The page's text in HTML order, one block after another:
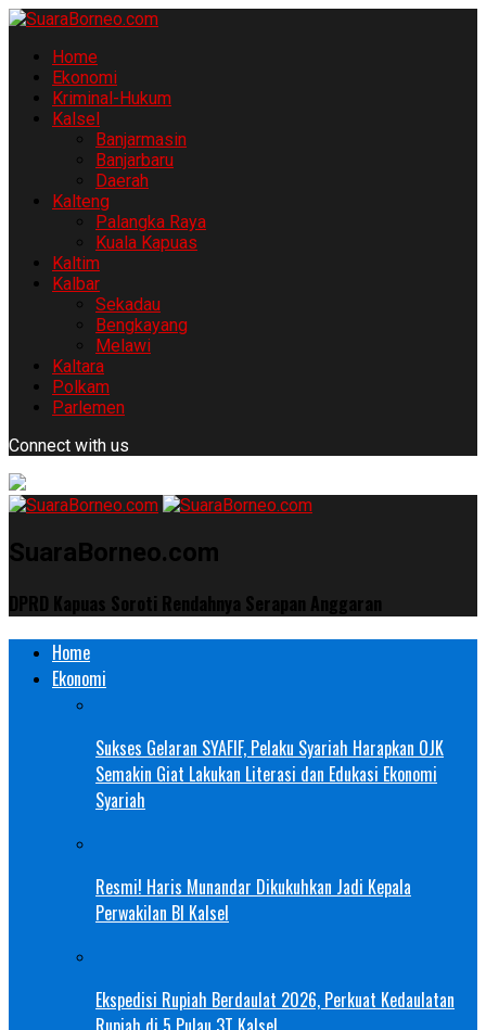
Home
Ekonomi
Kriminal-Hukum
Kalsel
Banjarmasin
Banjarbaru
Daerah
Kalteng
Palangka Raya
Kuala Kapuas
Kaltim
Kalbar
Sekadau
Bengkayang
Melawi
Kaltara
Polkam
Parlemen
Connect with us
SuaraBorneo.com
DPRD Kapuas Soroti Rendahnya Serapan Anggaran
Home
Ekonomi
Sukses Gelaran SYAFIF, Pelaku Syariah Harapkan OJK
Semakin Giat Lakukan Literasi dan Edukasi Ekonomi
Syariah
Resmi! Haris Munandar Dikukuhkan Jadi Kepala
Perwakilan BI Kalsel
Ekspedisi Rupiah Berdaulat 2026, Perkuat Kedaulatan